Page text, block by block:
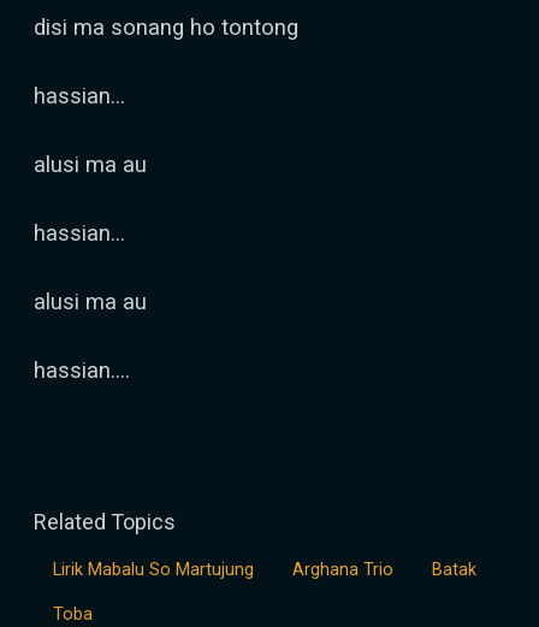
disi ma sonang ho tontong
hassian...
alusi ma au
hassian...
alusi ma au
hassian....
Related Topics
Lirik Mabalu So Martujung Arghana Trio Batak
Toba